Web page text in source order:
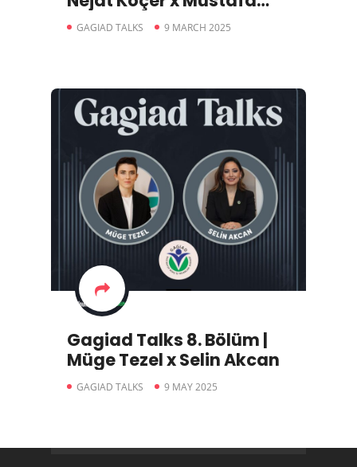
Topçuoğlu
GAGIAD TALKS 9 MARCH 2025
Gagiad Talks 8. Bölüm |
Müge Tezel x Selin Akcan
GAGIAD TALKS 9 MAY 2025